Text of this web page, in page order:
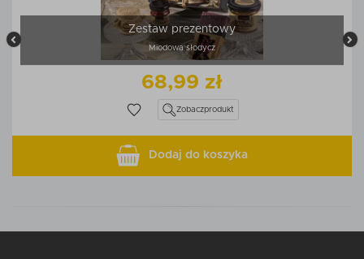
Zestaw prezentowy
Miodowa słodycz
68,99 zł
Zobaczprodukt
Dodaj do koszyka